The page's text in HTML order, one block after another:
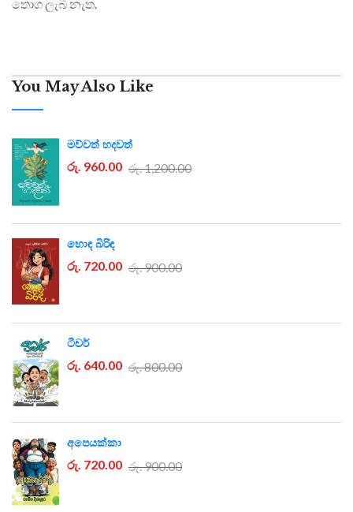
තොග ලැබී නැත.
You May Also Like
මව්වත් හදවත්
රු. 960.00 රු. 1,200.00
හොඳ බිරිඳ
රු. 720.00 රු. 900.00
ටීචර්
රු. 640.00 රු. 800.00
අපෙයක්කා
රු. 720.00 රු. 900.00